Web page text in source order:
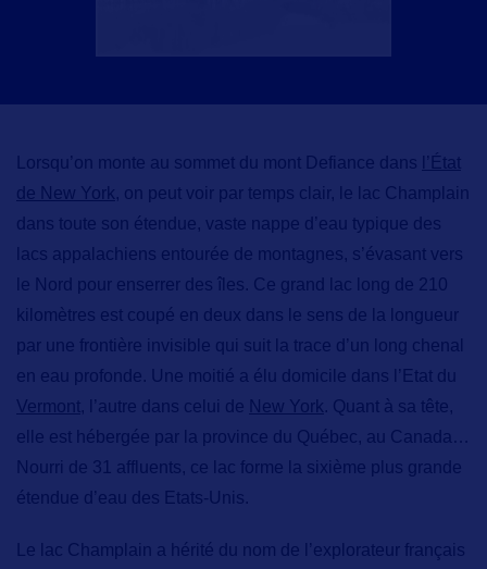
Lorsqu’on monte au sommet du mont Defiance dans l’État
de New York, on peut voir par temps clair, le lac Champlain
dans toute son étendue, vaste nappe d’eau typique des
lacs appalachiens entourée de montagnes, s’évasant vers
le Nord pour enserrer des îles. Ce grand lac long de 210
kilomètres est coupé en deux dans le sens de la longueur
par une frontière invisible qui suit la trace d’un long chenal
en eau profonde. Une moitié a élu domicile dans l’Etat du
Vermont, l’autre dans celui de New York. Quant à sa tête,
elle est hébergée par la province du Québec, au Canada…
Nourri de 31 affluents, ce lac forme la sixième plus grande
étendue d’eau des Etats-Unis.
Le lac Champlain a hérité du nom de l’explorateur français